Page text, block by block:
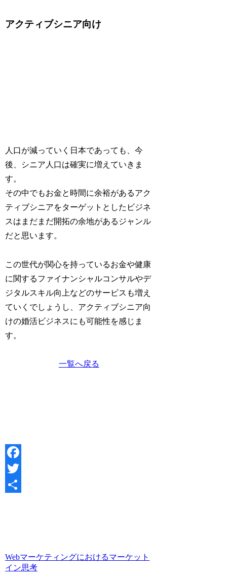
アクティブシニア向け
人口が減っていく日本であっても、今
後、シニア人口は確実に増えていきま
す。
その中でもお金と時間に余裕があるアク
ティブシニアをターゲットとしたビジネ
スはまだまだ開拓の余地があるジャンル
だと思います。
この世代が関心を持っているお金や健康
に関するファイナンシャルコンサルやデ
ジタルスキル向上などのサービスも増え
ていくでしょうし、アクティブシニア向
けの婚活ビジネスにも可能性を感じま
す。
一覧へ戻る
Facebook
Twitter
Webマーケティングにおけるマーケット
イン思考